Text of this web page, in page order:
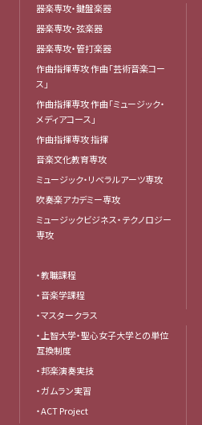
器楽専攻・鍵盤楽器
器楽専攻・弦楽器
器楽専攻・管打楽器
作曲指揮専攻 作曲「芸術音楽コー
ス」
作曲指揮専攻 作曲「ミュージック・
メディアコース」
作曲指揮専攻 指揮
音楽文化教育専攻
ミュージック・リベラルアーツ専攻
吹奏楽アカデミー専攻
ミュージックビジネス・テクノロジー
専攻
・教職課程
・音楽学課程
・マスタークラス
・上智大学・聖心女子大学との単位
互換制度
・邦楽演奏実技
・ガムラン実習
・ACT Project